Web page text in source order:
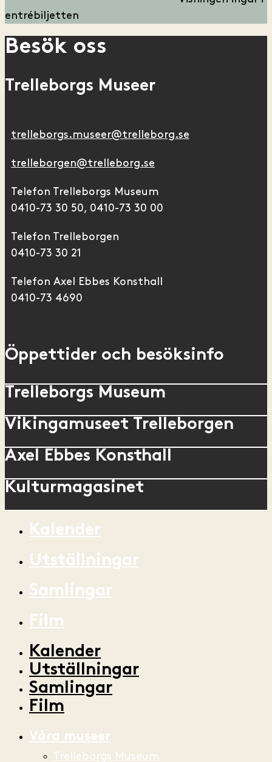
entrébiljetten
Besök oss
Trelleborgs Museer
trelleborgs.museer@trelleborg.se
trelleborgen@trelleborg.se
Telefon Trelleborgs Museum
0410-73 30 50, 0410-73 30 00
Telefon Trelleborgen
0410-73 30 21
Telefon Axel Ebbes Konsthall
0410-73 4690
Öppettider och besöksinfo
Trelleborgs Museum
Vikingamuseet Trelleborgen
Axel Ebbes Konsthall
Kulturmagasinet
Kalender
Utställningar
Samlingar
Film
Kalender
Utställningar
Samlingar
Film
Våra museer
Trelleborgs Museum